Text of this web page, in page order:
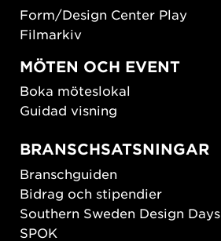
Form/Design Center Play
Filmarkiv
MÖTEN OCH EVENT
Boka möteslokal
Guidad visning
BRANSCHSATSNINGAR
Branschguiden
Bidrag och stipendier
Southern Sweden Design Days
SPOK